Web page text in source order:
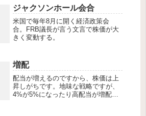
りの絶好のチャンスとなる。
ジャクソンホール会合
米国で毎年8月に開く経済政策会
合。FRB議長が言う文言で株価が大
きく変動する。
増配
配当が増えるのですから、株価は上
昇しがちです。地味な戦略ですが、
4%が5%になったり高配当が増配す